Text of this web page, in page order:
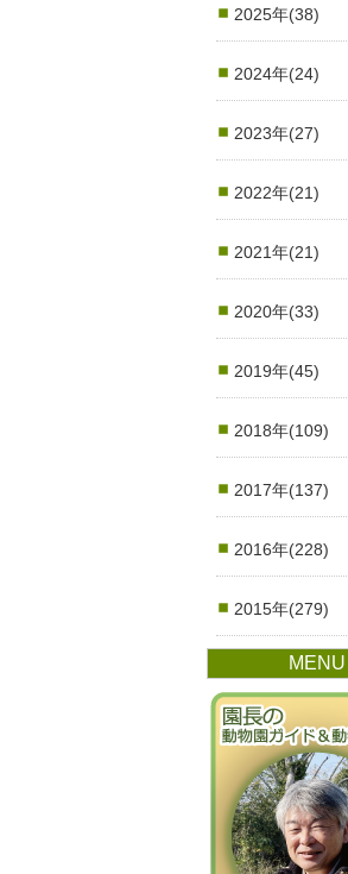
2025年(38)
2024年(24)
2023年(27)
2022年(21)
2021年(21)
2020年(33)
2019年(45)
2018年(109)
2017年(137)
2016年(228)
2015年(279)
MENU